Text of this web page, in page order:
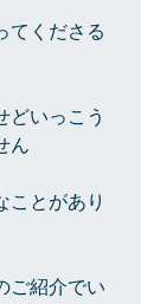
てくださる
どいっこう
ん
ことがあり
ご紹介でい